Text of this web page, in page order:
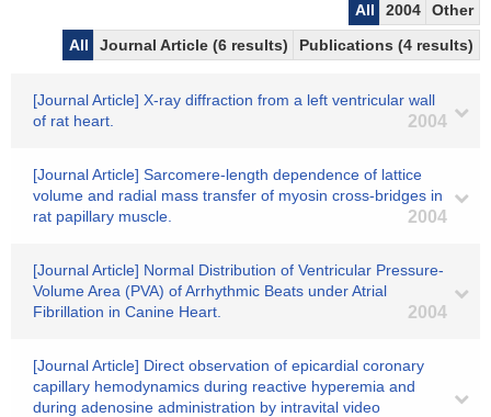
All 2004
Other
All
Journal Article (6 results) Publications (4 results)
[Journal Article] X-ray diffraction from a left ventricular wall
of rat heart.
2004
[Journal Article] Sarcomere-length dependence of lattice
volume and radial mass transfer of myosin cross-bridges in
rat papillary muscle.
2004
[Journal Article] Normal Distribution of Ventricular Pressure-
Volume Area (PVA) of Arrhythmic Beats under Atrial
Fibrillation in Canine Heart.
2004
[Journal Article] Direct observation of epicardial coronary
capillary hemodynamics during reactive hyperemia and
during adenosine administration by intravital video